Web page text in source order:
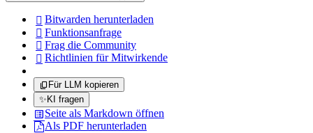
 Bitwarden herunterladen
 Funktionsanfrage
 Frag die Community
 Richtlinien für Mitwirkende
Für LLM kopieren
✨ KI fragen
Seite als Markdown öffnen
Als PDF herunterladen